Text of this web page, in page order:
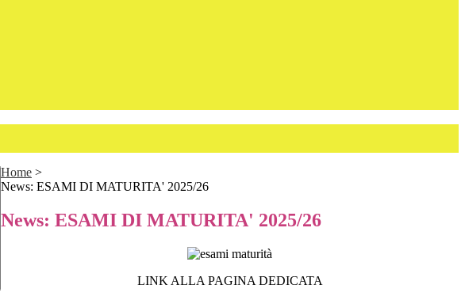
Home >
News: ESAMI DI MATURITA' 2025/26
News: ESAMI DI MATURITA' 2025/26
LINK ALLA PAGINA DEDICATA